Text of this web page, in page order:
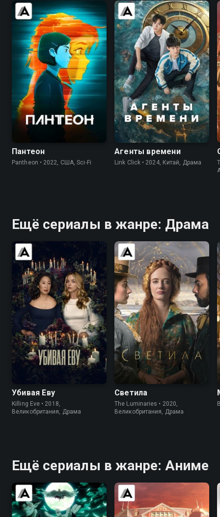
8.5 8.5
Пантеон
Pantheon • 2022, США, Sci-Fi
8.5 8.5
Агенты времени
Link Click • 2024, Китай, Драма
Ещё сериалы в жанре: Драма
7.7 8.1
Убивая Еву
Killing Eve • 2018,
Великобритания, Драма
7.0 6.4
Светила
The Luminaries • 2020,
Великобритания, Драма
Ещё сериалы в жанре: Аниме